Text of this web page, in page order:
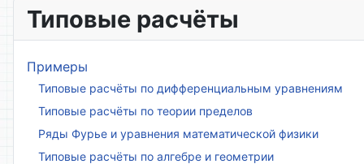
Типовые расчёты
Примеры
Типовые расчёты по дифференциальным уравнениям
Типовые расчёты по теории пределов
Ряды Фурье и уравнения математической физики
Типовые расчёты по алгебре и геометрии